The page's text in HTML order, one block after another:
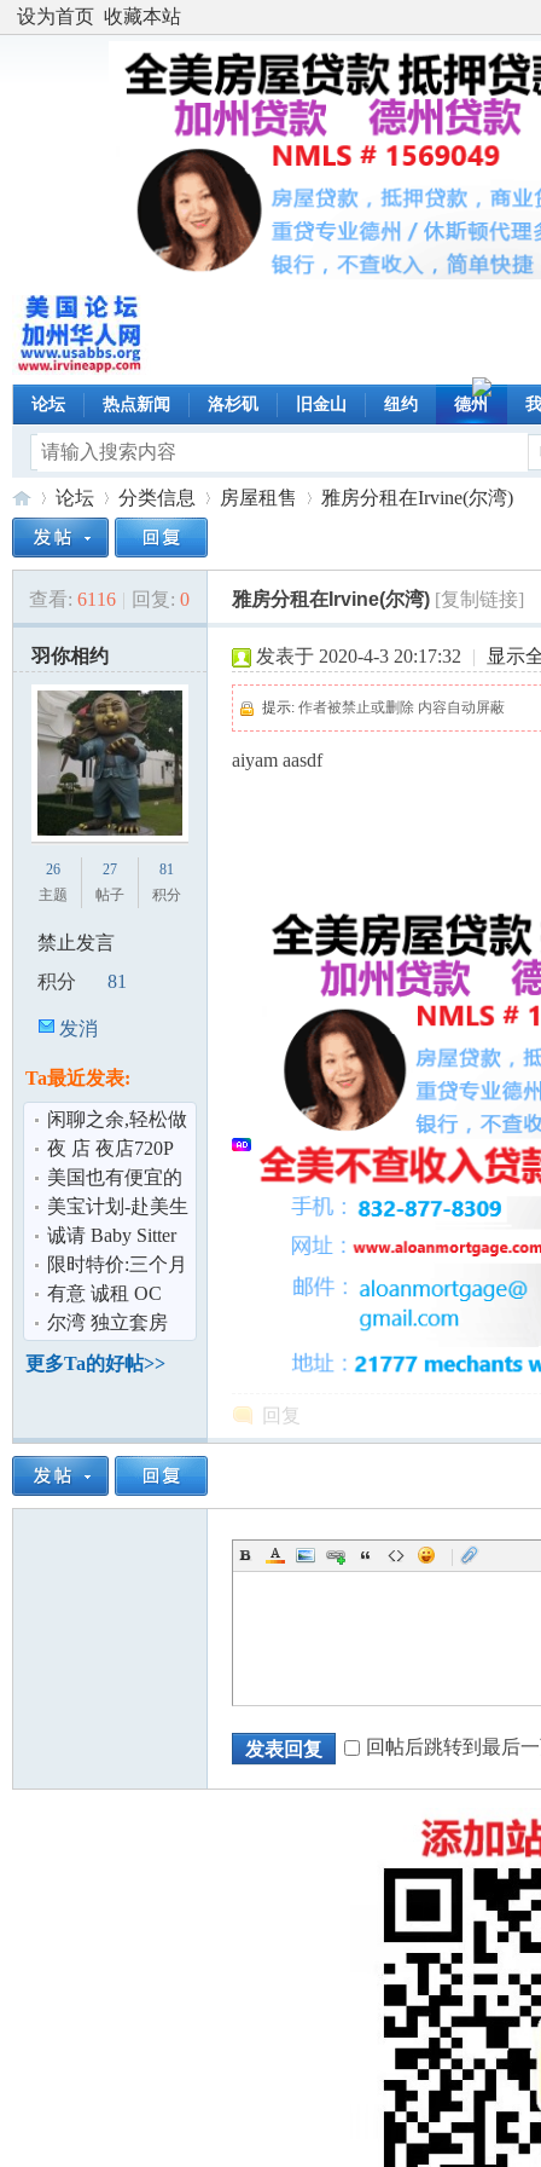
设为首页 收藏本站
论坛 热点新闻 洛杉矶 旧金山 纽约 德州
美
论
»
论坛
›
分类信息 房屋租售
›
雅房分租在Irvine(尔湾)
查看: 6116 | 回复: 0 雅房分租在Irvine(尔湾) [复制链接]
羽你相约
26
主题
27
帖子
81
积分
禁止发言
积分
81
发消
Ta最近发表:
闲聊之余,轻松做
个代购,不要再到
处奔波跑货
夜 店 夜店720P
Youtube 徐峥 李
小璐 以及
美国也有便宜的
泡奶神器拉 ！
(恒温调奶器)
美宝计划-赴美生
子的选择
诚请 Baby Sitter
帮助照顾小孩
限时特价:三个月
全包1.9万美金起
真正直营
有意 诚租 OC
(小)办公室 或
(小)仓库
尔湾 独立套房
独立进出 Master
Room for R
更多Ta的好帖>>
发表于 2020-4-3 20:17:32 | 显示
提示: 作者被禁止或删除 内容自动屏蔽
aiyam aasdf
回复
|
发表回复 回帖后跳转到最后